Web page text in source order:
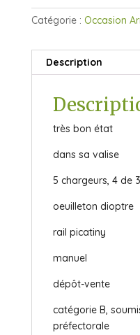
Catégorie : Occasion
Description
très bon état
dans sa valise
5 chargeurs, 4 de
oeuilleton dioptre
rail picatiny
manuel
dépôt-vente
catégorie B,
préfectorale